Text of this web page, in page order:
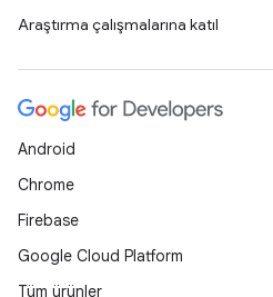
Araştırma çalışmalarına katıl
Android
Chrome
Firebase
Google Cloud Platform
Tüm ürünler